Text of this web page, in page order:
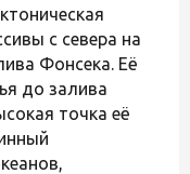
с севера на
Фонсека. Её
до залива
точка её